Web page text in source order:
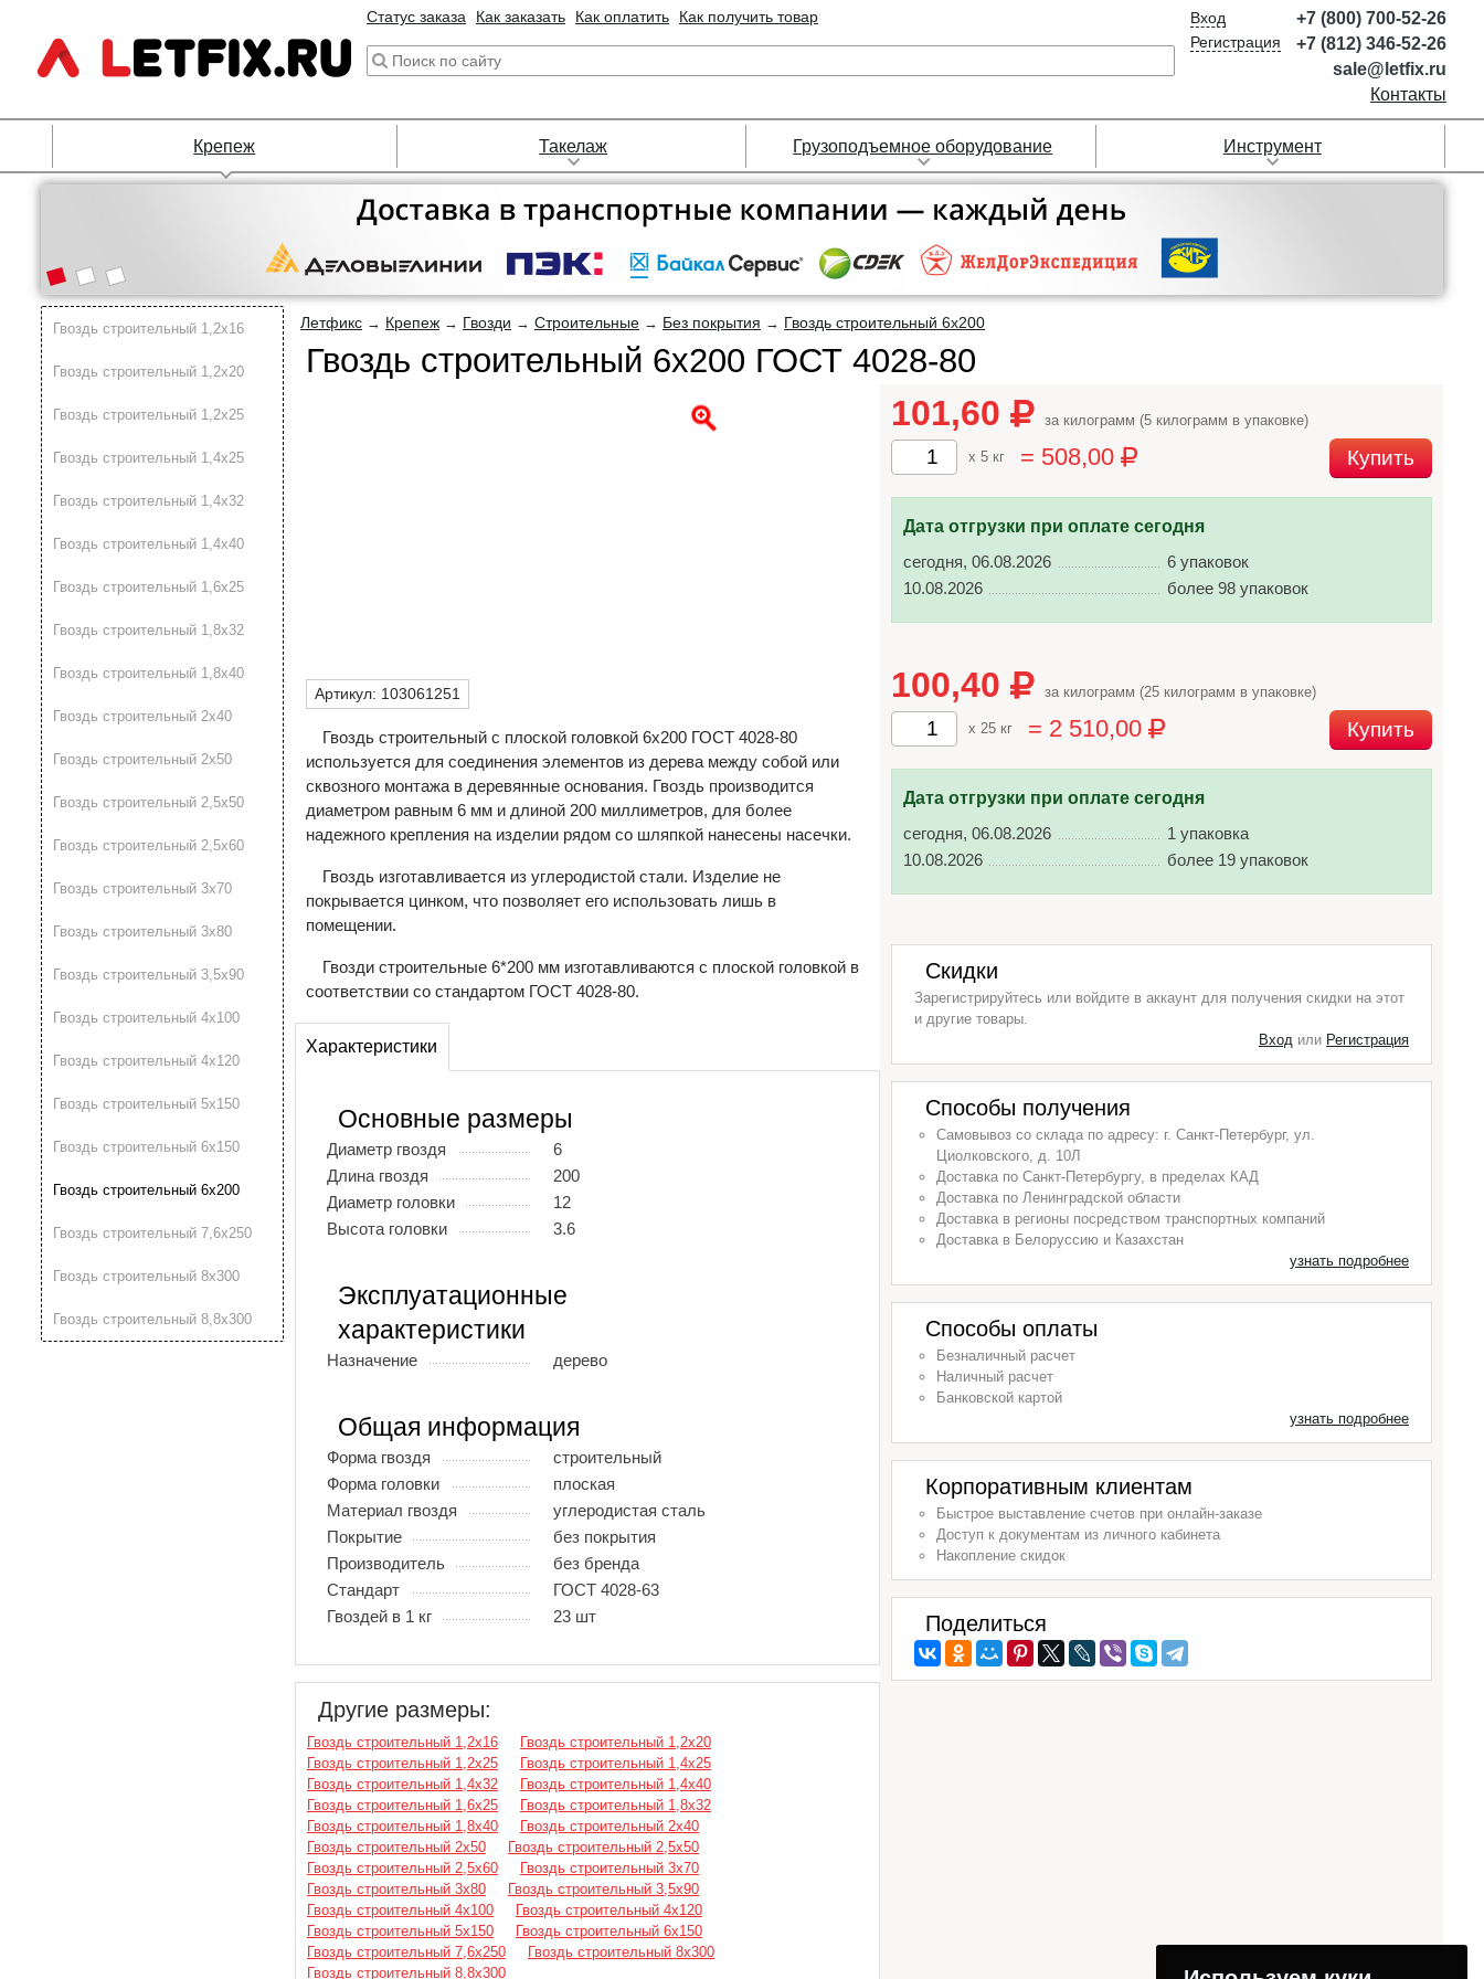
Статус заказа Как заказать Как оплатить Как получить товар
Вход
Регистрация
+7 (800) 700-52-26
+7 (812) 346-52-26
sale@letfix.ru
Контакты
Крепеж Такелаж Грузоподъемное оборудование Инструмент
Гвоздь строительный 1,2х16
Гвоздь строительный 1,2х20
Гвоздь строительный 1,2х25
Гвоздь строительный 1,4х25
Гвоздь строительный 1,4х32
Гвоздь строительный 1,4х40
Гвоздь строительный 1,6х25
Гвоздь строительный 1,8х32
Гвоздь строительный 1,8х40
Гвоздь строительный 2х40
Гвоздь строительный 2х50
Гвоздь строительный 2,5х50
Гвоздь строительный 2,5х60
Гвоздь строительный 3х70
Гвоздь строительный 3х80
Гвоздь строительный 3,5х90
Гвоздь строительный 4х100
Гвоздь строительный 4х120
Гвоздь строительный 5х150
Гвоздь строительный 6х150
Гвоздь строительный 6х200
Гвоздь строительный 7,6х250
Гвоздь строительный 8х300
Гвоздь строительный 8,8х300
Летфикс → Крепеж → Гвозди → Строительные → Без покрытия → Гвоздь строительный 6х200
Гвоздь строительный 6х200 ГОСТ 4028-80
Артикул: 103061251
Гвоздь строительный с плоской головкой 6х200 ГОСТ 4028-80
используется для соединения элементов из дерева между собой или
сквозного монтажа в деревянные основания. Гвоздь производится
диаметром равным 6 мм и длиной 200 миллиметров, для более
надежного крепления на изделии рядом со шляпкой нанесены насечки.
Гвоздь изготавливается из углеродистой стали. Изделие не
покрывается цинком, что позволяет его использовать лишь в
помещении.
Гвозди строительные 6*200 мм изготавливаются с плоской головкой в
соответствии со стандартом ГОСТ 4028-80.
Характеристики
Основные размеры
Диаметр гвоздя
6
Длина гвоздя
200
Диаметр головки
12
Высота головки
3.6
Эксплуатационные
характеристики
Назначение дерево
Общая информация
Форма гвоздя
строительный
Форма головки
плоская
Материал гвоздя
углеродистая сталь
Покрытие
без покрытия
Производитель
без бренда
Стандарт
ГОСТ 4028-63
Гвоздей в 1 кг
23 шт
Другие размеры:
Гвоздь строительный 1,2х16
Гвоздь строительный 1,2х20
Гвоздь строительный 1,2х25
Гвоздь строительный 1,4х25
Гвоздь строительный 1,4х32
Гвоздь строительный 1,4х40
Гвоздь строительный 1,6х25
Гвоздь строительный 1,8х32
Гвоздь строительный 1,8х40
Гвоздь строительный 2х40
Гвоздь строительный 2х50
Гвоздь строительный 2,5х50
Гвоздь строительный 2,5х60
Гвоздь строительный 3х70
Гвоздь строительный 3х80
Гвоздь строительный 3,5х90
Гвоздь строительный 4х100
Гвоздь строительный 4х120
Гвоздь строительный 5х150
Гвоздь строительный 6х150
Гвоздь строительный 7,6х250
Гвоздь строительный 8х300
Гвоздь строительный 8,8х300
101,60 за килограмм (5 килограмм в упаковке)
x 5 кг = 508,00 Купить
Дата отгрузки при оплате сегодня
сегодня, 06.08.2026
6 упаковок
10.08.2026
более 98 упаковок
100,40 за килограмм (25 килограмм в упаковке)
x 25 кг = 2 510,00 Купить
Дата отгрузки при оплате сегодня
сегодня, 06.08.2026
1 упаковка
10.08.2026
более 19 упаковок
Скидки
Зарегистрируйтесь или войдите в аккаунт для получения скидки на этот
и другие товары.
Вход или Регистрация
Способы получения
Самовывоз со склада по адресу: г. Санкт-Петербург, ул.
Циолковского, д. 10Л
Доставка по Санкт-Петербургу, в пределах КАД
Доставка по Ленинградской области
Доставка в регионы посредством транспортных компаний
Доставка в Белоруссию и Казахстан
узнать подробнее
Способы оплаты
Безналичный расчет
Наличный расчет
Банковской картой
узнать подробнее
Корпоративным клиентам
Быстрое выставление счетов при онлайн-заказе
Доступ к документам из личного кабинета
Накопление скидок
Поделиться